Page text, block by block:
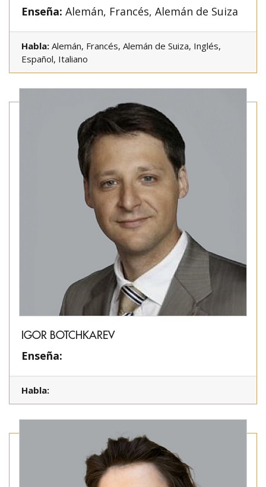
Enseña: Alemán, Francés, Alemán de Suiza
Habla: Alemán, Francés, Alemán de Suiza, Inglés,
Español, Italiano
IGOR BOTCHKAREV
Enseña:
Habla: